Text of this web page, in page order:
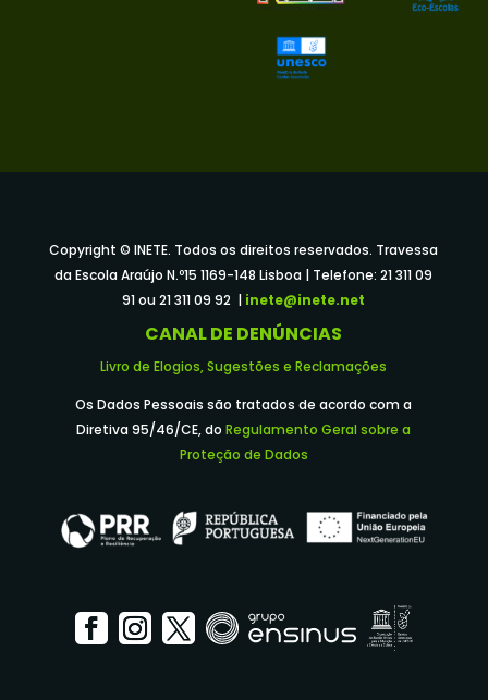
Copyright © INETE. Todos os direitos reservados. Travessa
da Escola Araújo N.º15 1169-148 Lisboa | Telefone: 21 311 09
91 ou 21 311 09 92 | inete@inete.net
CANAL DE DENÚNCIAS
Livro de Elogios, Sugestões e Reclamações
Os Dados Pessoais são tratados de acordo com a
Diretiva 95/46/CE, doRegulamento Geral sobre a
Proteção de Dados